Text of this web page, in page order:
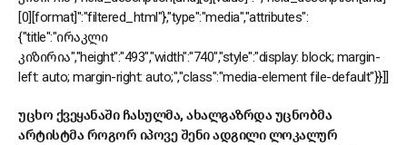
[0][format]":"filtered_html"},"type":"media","attributes":
{"title":"ირაკლი
კიზირია","height":"493","width":"740","style":"display: block; margin-
left: auto; margin-right: auto;","class":"media-element file-default"}}]]
უცხო ქვეყანაში ჩასულმა, ახალგაზრდა უცნობმა
არტისტმა როგორ იპოვე შენი ადგილი ლოკალურ